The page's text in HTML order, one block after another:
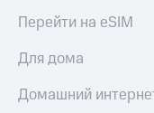
Перейти на eSIM
Для дома
Домашний